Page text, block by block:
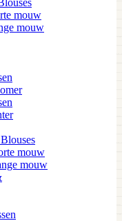
mouw
mouw
mouw
mouw